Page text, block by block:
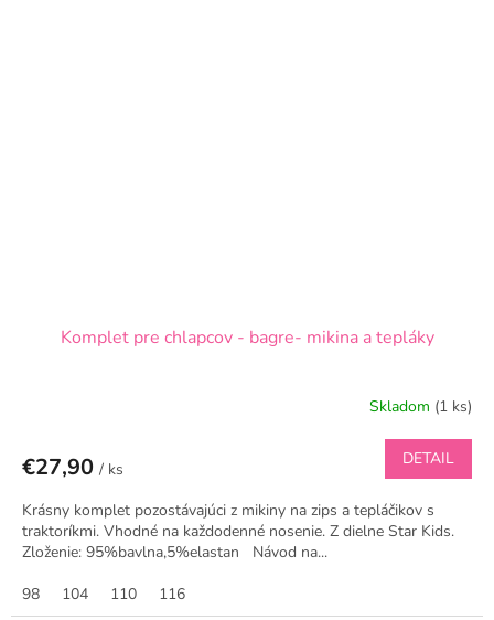
Komplet pre chlapcov - bagre- mikina a tepláky
Skladom (1 ks)
€27,90 / ks
DETAIL
Krásny komplet pozostávajúci z mikiny na zips a tepláčikov s
traktoríkmi. Vhodné na každodenné nosenie. Z dielne Star Kids.
Zloženie: 95%bavlna,5%elastan Návod na...
98
104 110 116